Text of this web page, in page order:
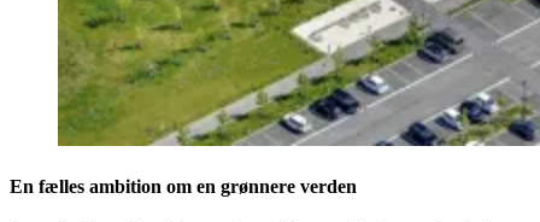
En fælles ambition om en grønnere verden